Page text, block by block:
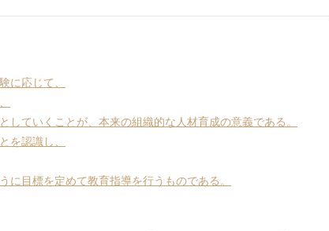
に応じて、
ていくことが、本来の組織的な人材育成の意義である。
を認識し、
目標を定めて教育指導を行うものである。